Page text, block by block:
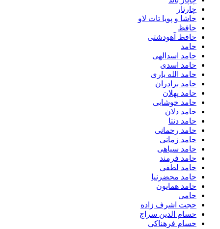
چارتار
حاشا و پویا تات لاو
حافظ
حافظ آهودشتی
حامد
حامد اسدالهی
حامد اسدی
حامد الله یاری
حامد برادران
حامد پهلان
حامد خوشابی
حامد دلان
حامد دنتا
حامد رحمانی
حامد زمانی
حامد سیاهی
حامد فرمند
حامد لطفی
حامد محضرنیا
حامد همایون
حامی
حجت اشرف زاده
حسام الدین سراج
حسام فرهناکی